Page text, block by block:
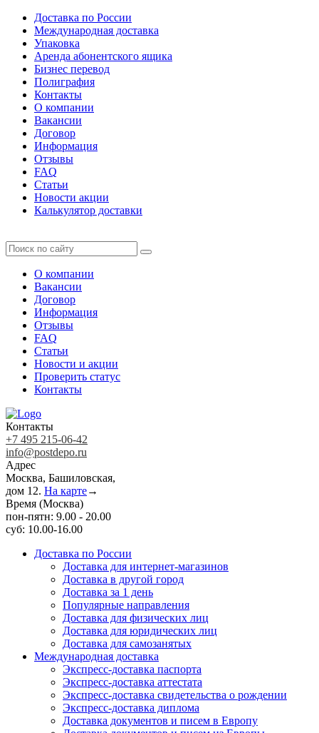
Доставка по России
Международная доставка
Упаковка
Аренда абонентского ящика
Бизнес перевод
Полиграфия
Контакты
О компании
Вакансии
Договор
Информация
Отзывы
FAQ
Статьи
Новости акции
Калькулятор доставки
О компании
Вакансии
Договор
Информация
Отзывы
FAQ
Статьи
Новости и акции
Проверить статус
Контакты
Контакты
+7 495 215-06-42
info@postdepo.ru
Адрес
Москва, Башиловская,
дом 12. На карте→
Время (Москва)
пон-пятн: 9.00 - 20.00
суб: 10.00-16.00
Доставка по России
Доставка для интернет-магазинов
Доставка в другой город
Доставка за 1 день
Популярные направления
Доставка для физических лиц
Доставка для юридических лиц
Доставка для самозанятых
Международная доставка
Экспресс-доставка паспорта
Экспресс-доставка аттестата
Экспресс-доставка свидетельства о рождении
Экспресс-доставка диплома
Доставка документов и писем в Европу